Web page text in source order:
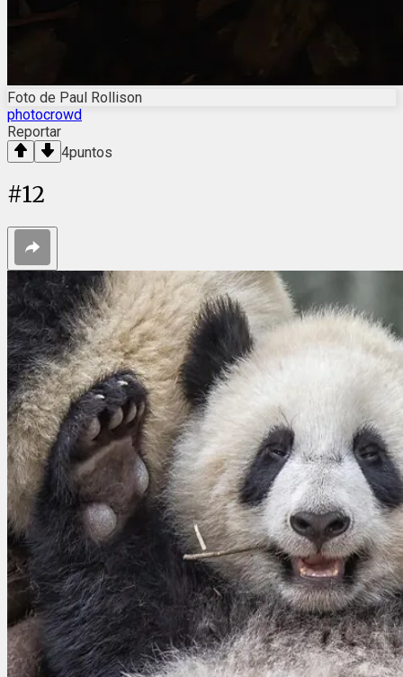
Foto de Paul Rollison
photocrowd
Reportar
4puntos
#12